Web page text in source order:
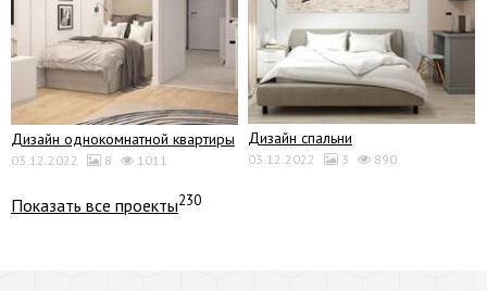
Дизайн однокомнатной квартиры
03.12.2022 8 1011
Дизайн спальни
03.12.2022 3 890
Показать все проекты230